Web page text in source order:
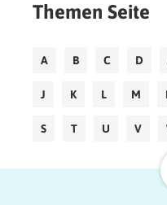
Themen Seite
A B C D
J K L M
S T U V